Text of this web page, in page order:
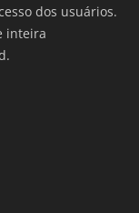
dos usuários.
inteira